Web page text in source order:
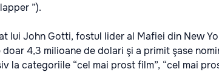
”).
lui John Gotti, fostul lider al Mafiei din New
4,3 milioane de dolari şi a primit şase
la categoriile “cel mai prost film”, “cel mai